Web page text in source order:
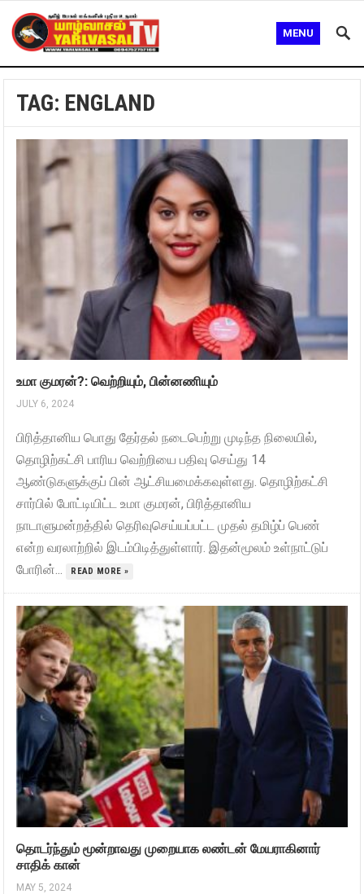
MENU
TAG: ENGLAND
உமா குமரன்?: வெற்றியும், பின்னணியும்
JULY 6, 2024
பிரித்தானிய பொது தேர்தல் நடைபெற்று முடிந்த நிலையில்,
தொழிற்கட்சி பாரிய வெற்றியை பதிவு செய்து 14
ஆண்டுகளுக்குப் பின் ஆட்சியமைக்கவுள்ளது. தொழிற்கட்சி
சார்பில் போட்டியிட்ட உமா குமரன், பிரித்தானிய
நாடாளுமன்றத்தில் தெரிவுசெய்யப்பட்ட முதல் தமிழ்ப் பெண்
என்ற வரலாற்றில் இடம்பிடித்துள்ளார். இதன்மூலம் உள்நாட்டுப்
போரின்...
READ MORE »
தொடர்ந்தும் மூன்றாவது முறையாக லண்டன் மேயராகினார்
சாதிக் கான்
MAY 5, 2024